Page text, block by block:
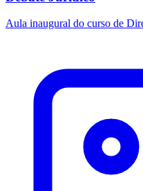
Aula inaugural do curso de